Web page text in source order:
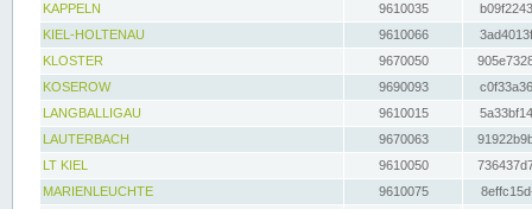
KAPPELN
9610035
KIEL-HOLTENAU
9610066
KLOSTER
9670050
KOSEROW
9690093
LANGBALLIGAU
9610015
LAUTERBACH
9670063
LT KIEL
9610050
MARIENLEUCHTE
9610075